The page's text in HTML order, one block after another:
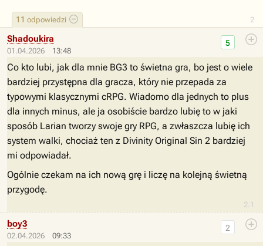
2
11 odpowiedzi
01.04.2026 13:48
2.1
5
Shadoukira
Co kto lubi, jak dla mnie BG3 to świetna gra, bo jest o wiele
bardziej przystępna dla gracza, który nie przepada za
typowymi klasycznymi cRPG. Wiadomo dla jednych to plus
dla innych minus, ale ja osobiście bardzo lubię to w jaki
sposób Larian tworzy swoje gry RPG, a zwłaszcza lubię ich
system walki, chociaż ten z Divinity Original Sin 2 bardziej
mi odpowiadał.
Ogólnie czekam na ich nową grę i liczę na kolejną świetną
przygodę.
02.04.2026 09:33
2
boy3